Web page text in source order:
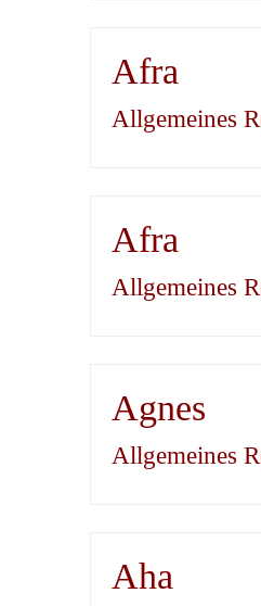
Afra
Allgemeines
Afra
Allgemeines
Agnes
Allgemeines
Aha